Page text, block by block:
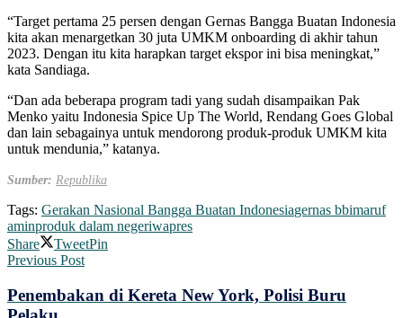
“Target pertama 25 persen dengan Gernas Bangga Buatan Indonesia
kita akan menargetkan 30 juta UMKM onboarding di akhir tahun
2023. Dengan itu kita harapkan target ekspor ini bisa meningkat,”
kata Sandiaga.
“Dan ada beberapa program tadi yang sudah disampaikan Pak
Menko yaitu Indonesia Spice Up The World, Rendang Goes Global
dan lain sebagainya untuk mendorong produk-produk UMKM kita
untuk mendunia,” katanya.
Sumber: Republika
Tags: Gerakan Nasional Bangga Buatan Indonesiagernas bbimaruf
aminproduk dalam negeriwapres
Share
TweetPin
Previous Post
Penembakan di Kereta New York, Polisi Buru